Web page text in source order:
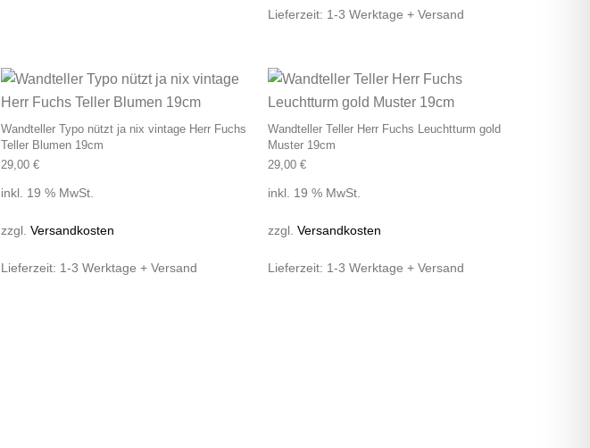
Lieferzeit: 1-3 Werktage + Versand
Wandteller Typo nützt ja nix vintage Herr Fuchs
Teller Blumen 19cm
29,00 €
inkl. 19 % MwSt.
zzgl. Versandkosten
Lieferzeit: 1-3 Werktage + Versand
Wandteller Teller Herr Fuchs Leuchtturm gold
Muster 19cm
29,00 €
inkl. 19 % MwSt.
zzgl. Versandkosten
Lieferzeit: 1-3 Werktage + Versand